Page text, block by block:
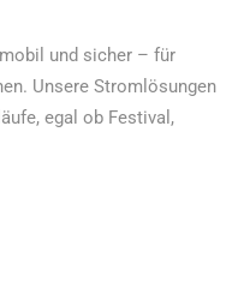
und sicher – für
Unsere Stromlösungen
egal ob Festival,